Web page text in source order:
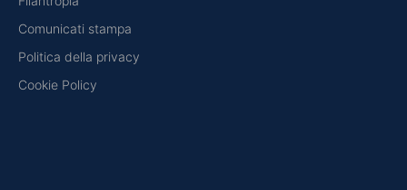
Comunicati stampa
Politica della privacy
Cookie Policy